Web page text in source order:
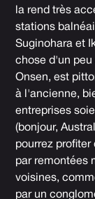
la rend très
stations
Suginohara et
chose d'un peu
Onsen, est
à l'ancienne,
entreprises
(bonjour,
pourrez
par remontées
voisines,
par un